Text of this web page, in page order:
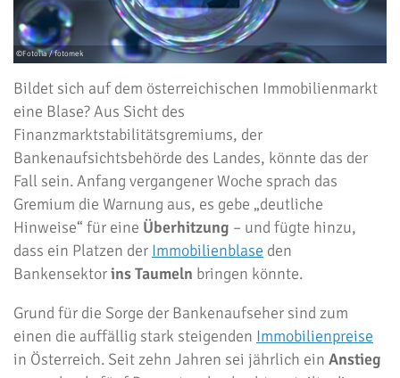
Bildet sich auf dem österreichischen Immobilienmarkt
eine Blase? Aus Sicht des
Finanzmarktstabilitätsgremiums, der
Bankenaufsichtsbehörde des Landes, könnte das der
Fall sein. Anfang vergangener Woche sprach das
Gremium die Warnung aus, es gebe „deutliche
Hinweise“ für eine Überhitzung – und fügte hinzu,
dass ein Platzen der Immobilienblase den
Bankensektorins Taumeln bringen könnte.
Grund für die Sorge der Bankenaufseher sind zum
einen die auffällig stark steigenden Immobilienpreise
in Österreich. Seit zehn Jahren sei jährlich ein Anstieg